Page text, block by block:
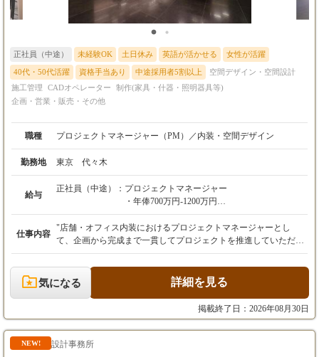
④第二新卒、未経験
月給23万円～
これまでの社会人経験も活かしながら、先輩
社員とプロジェクトに参加し、設計、提案、現
場との連携など、空間づくりの基礎を身につけ
ていただきます。
容や能力を重視して決定します。
■評価について■
く、担当できる仕事の範囲と、その仕事によっ
て生み出した成果を評価します。
周囲と連携しながらプロジェクトを進められる
こと。
そうした成長に応じて、給与や賞与へ反映しま
す。
将来的には、設計PM、設計責任者、部門責任
法、納まり、仕上がりの確認 ・施工担当と連携した工程・品質・
コストの確認、調整 ・竣工確認、引渡し、アフターフォロー 経
験や習得状況に応じて、担当する業務の範囲を広げていきます。
■経験者の方へ■ これまで設計や施工管理など、空間づくりの一
部を担当してきた方には、フレームスではお客様との打ち合わせ
から提案、設計、施工との連携まで、一連のプロジェクト全体に
携わる経験を積むことができます。 経営者や事業責任者と直接対
話し、要望の背景にある事業課題まで理解したうえで提案できる
の仕事の進め方や設計・施工一貫体制を理解するところから始
め、これまでの経験や得意分野を活かしながら、早い段階から担
当案件をお任せします。 将来的には、設計PMやプロジェクトリ
ーダーとして、複数案件やチームをまとめる役割にも挑戦できま
す。 ■未経験の方へ■ 新しい業界へ挑戦することに、不安を感じ
るのは自然なことだと考えています。 未経験の方は、先輩社員が
担当するプロジェクトに参加するところから始めます。先輩が仕
事の進め方や考え方を説明し、実際の仕事を一緒に進めながら身
につけていく育成方法です。 現地調査や打ち合わせに同行し、お
客様の要望がどのようにレイアウトやデザインへ反映され、図面
料づくりなどにも、習得状況に応じて早い段階から参加していた
だきます。 最初からすべてを一人で判断することは求めません。
ただし、見るだけで終わるのではなく、自分なりに考え、分から
ないことは相談しながら主体的に仕事へ取り組む姿勢を大切にし
ています。 一つずつできることを増やし、将来的には自分の担当
案件を持つことを目指します。 ■現場との関わり方■ フレームス
正社員（中途） 未経験OK 土日休み 英語が活かせる 女性が活躍
40代・50代活躍 資格手当あり 中途採用者5割以上
空間デザイン・空間設計
施工管理
CADオペレーター
制作(家具・什器・照明器具等)
企画・営業・販売・その他
職種 プロジェクトマネージャー（PM）／内装・空間デザイン
勤務地 東京 代々木
給与
正社員（中途）： プロジェクトマネージャー
・年俸700万円-1200万円
（平均所定労働時間：月157時間）
※月40時間分の固定残業代（10〜20万円）を含
む
※40時間超過分は別途支給
・昇給：年1回
・賞与：年2回
アシスタントマネージャー
・経験により相談
仕事内容
"店舗・オフィス内装におけるプロジェクトマネージャーとし
て、企画から完成まで一貫してプロジェクトを推進していただき
ます。" ・店舗・オフィス内装プロジェクトのマネジメント ・設
計・施工管理業務 ・テナント施設・クライアント・協力会社との
折衝 ・スケジュール・品質・コスト管理 "当社のPMは、設計・
施工いずれかに偏ることなく、これまで培ってきたスキルや経験
を最大限に活かしながら活躍できるポジションです。" 新しいチ
ャレンジを通じて成長し、クライアントに貢献できる方をお待ち
しております。
気になる 詳細を見る
掲載終了日：2026年08月30日
NEW! 設計事務所